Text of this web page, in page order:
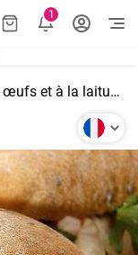
1
Sandwichs aux œufs et à la laitue, simples et rapides, faits maison